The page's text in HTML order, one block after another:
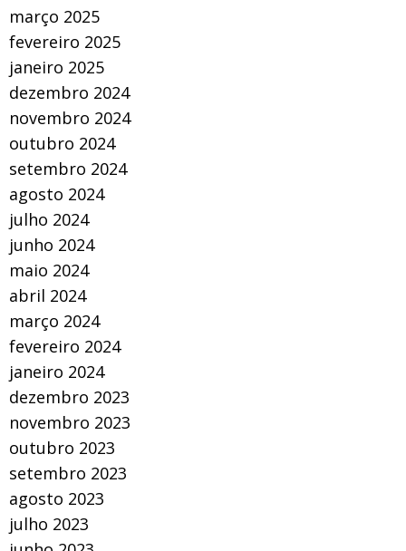
março 2025
fevereiro 2025
janeiro 2025
dezembro 2024
novembro 2024
outubro 2024
setembro 2024
agosto 2024
julho 2024
junho 2024
maio 2024
abril 2024
março 2024
fevereiro 2024
janeiro 2024
dezembro 2023
novembro 2023
outubro 2023
setembro 2023
agosto 2023
julho 2023